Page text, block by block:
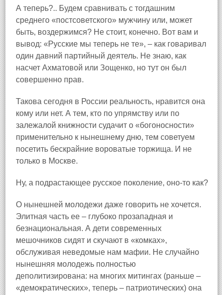
А теперь?.. Будем сравнивать с тогдашним
среднего «постсоветского» мужчину или, может
быть, воздержимся? Не стоит, конечно. Вот вам и
вывод: «Русские мы теперь не те», – как говаривал
один давний партийный деятель. Не знаю, как
насчет Ахматовой или Зощенко, но тут он был
совершенно прав.
Такова сегодня в России реальность, нравится она
кому или нет. А тем, кто по упрямству или по
залежалой книжности судачит о «богоносности»
применительно к нынешнему дню, тем советуем
посетить бескрайние вороватые торжища. И не
только в Москве.
Ну, а подрастающее русское поколение, оно‑то как?
О нынешней молодежи даже говорить не хочется.
Элитная часть ее – глубоко прозападная и
безнациональная. А дети современных
мешочников сидят и скучают в «комках»,
обслуживая неведомые нам мафии. Не случайно
нынешняя молодежь полностью
деполитизирована: на многих митингах (раньше –
«демократических», теперь – патриотических) она